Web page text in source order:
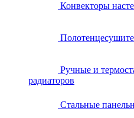
Конвекторы
Ручные и
радиаторов
Стальные